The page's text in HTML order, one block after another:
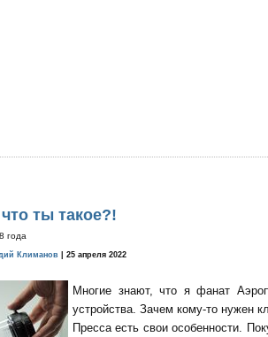
ты такое?!
года
Климанов | 25 апреля 2022
Многие знают, что я фанат
устройства. Зачем кому-то нужен
Пресса есть свои особенности.